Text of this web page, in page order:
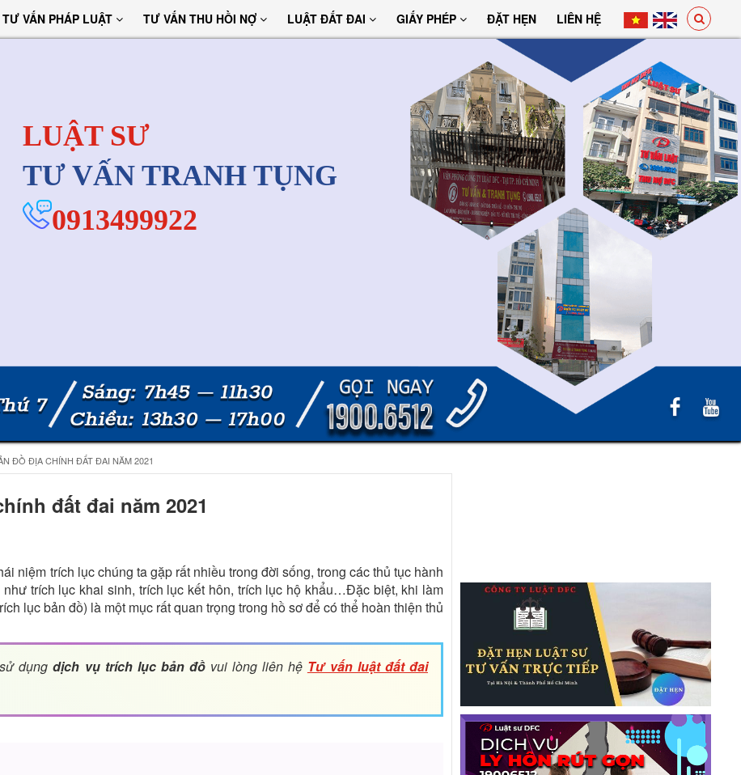
TƯ VẤN PHÁP LUẬT TƯ VẤN THU HỒI NỢ LUẬT ĐẤT ĐAI GIẤY PHÉP ĐẶT HẸN LIÊN HỆ
LUẬT SƯ
TƯ VẤN TRANH TỤNG
0913499922
ĐỒ ĐỊA CHÍNH ĐẤT ĐAI NĂM 2021
đất đai năm 2021
niệm trích lục chúng ta gặp rất nhiều trong đời sống, trong các thủ tục hành
trích lục khai sinh, trích lục kết hôn, trích lục hộ khẩu…Đặc biệt, khi làm
lục bản đồ) là một mục rất quan trọng trong hồ sơ để có thể hoàn thiện thủ
dụngdịch vụ trích lục bản đồvui lòng liên hệ Tư vấn luật đất đai